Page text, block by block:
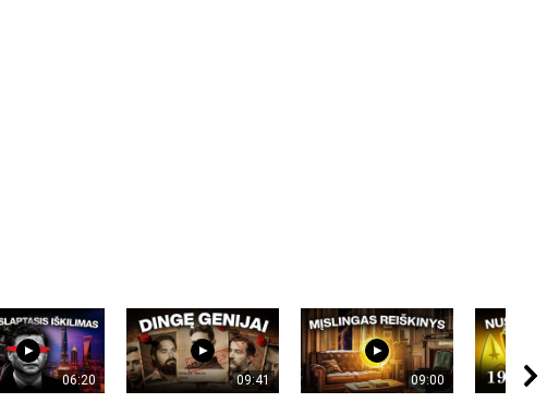
06:20 09:41 09:00